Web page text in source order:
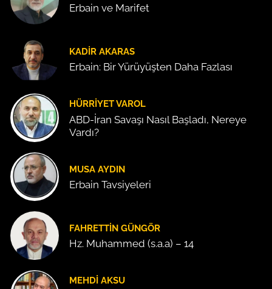
Erbain ve Marifet
KADIR AKARAS
Erbain: Bir Yürüyüşten Daha Fazlası
HÜRRIYET VAROL
ABD-İran Savaşı Nasıl Başladı, Nereye
Vardı?
MUSA AYDIN
Erbain Tavsiyeleri
FAHRETTIN GÜNGÖR
Hz. Muhammed (s.a.a) – 14
MEHDI AKSU